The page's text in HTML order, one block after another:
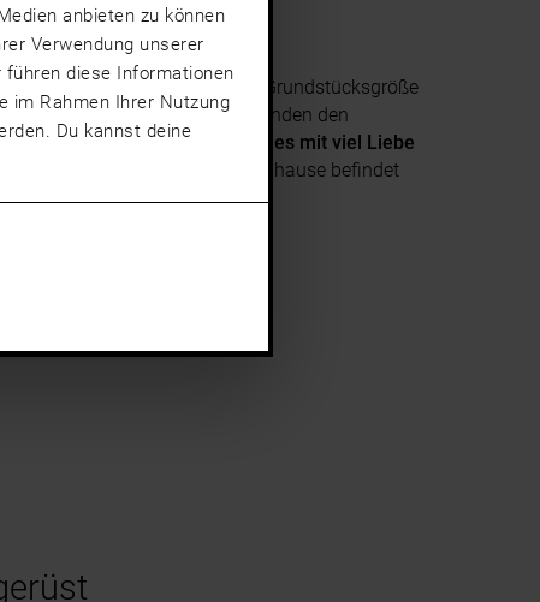
anbieten zu können
Verwendung unserer
führen diese Informationen
im Rahmen Ihrer Nutzung
Du kannst deine
und ihren Partner spielte die Grundstücksgröße
für den Familienhund. „Wir fanden den
haben wir Vorhandenes mit viel Liebe
Garten. Rundum unser Zuhause befindet